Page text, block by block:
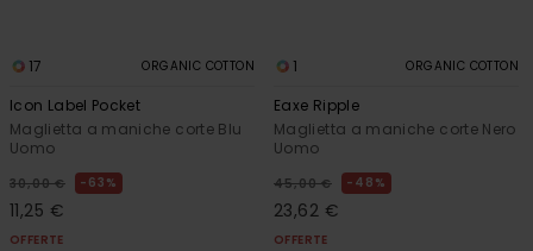
17 ORGANIC COTTON
Icon Label Pocket
Maglietta a maniche corte Blu
Uomo
30,00 € 63%
11,25 €
OFFERTE
1 ORGANIC COTTON
Eaxe Ripple
Maglietta a maniche corte Nero
Uomo
45,00 € 48%
23,62 €
OFFERTE